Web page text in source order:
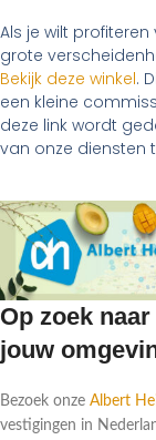
Als je wilt
grote
Bekijk deze winkel.
een kleine
deze link wordt
van onze diensten
Op zoek
jouw
Bezoek onze Albert
vestigingen in